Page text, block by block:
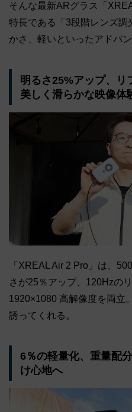
そんな最新ARグラス「
特長である「3段階レンズ調
かさ、軽いといったアドバン
明るさ25%アップ、リ
美しく滑らかな映像体
「XREAL Air 2 Pro」は、
さが25％アップ、120Hzの
1920×1080 高解像度を両立
誘ってくれる。
6％の軽量化、重量配
け心地へ